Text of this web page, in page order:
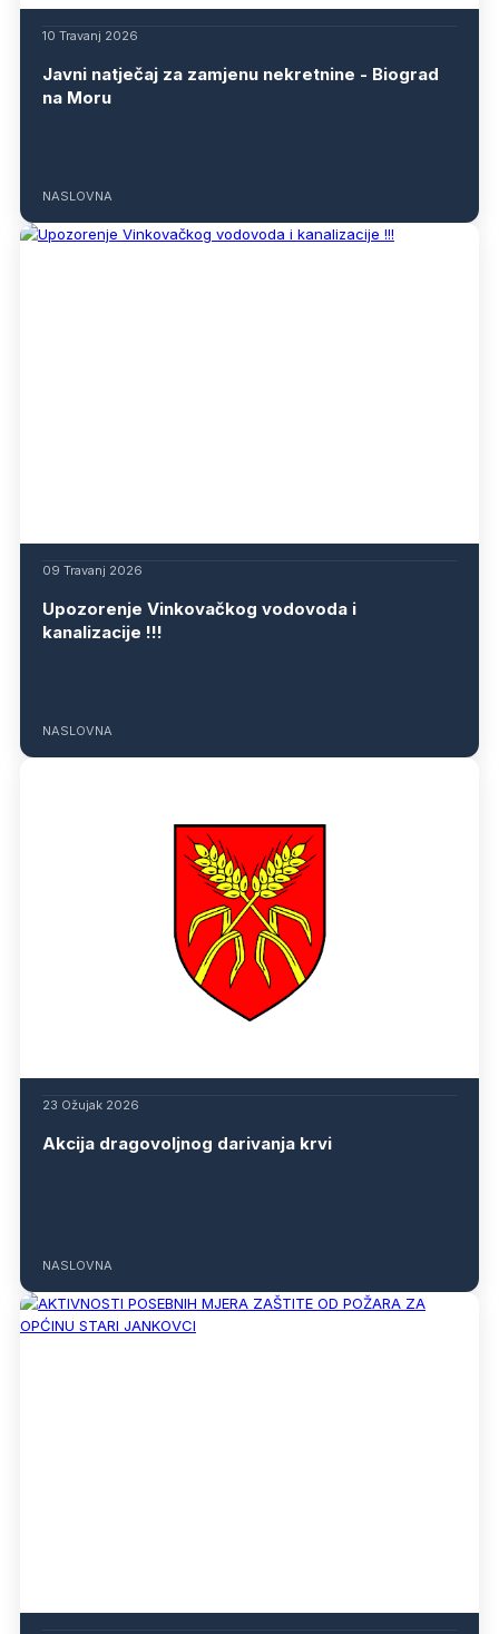
10 Travanj 2026
Javni natječaj za zamjenu nekretnine - Biograd
na Moru
NASLOVNA
09 Travanj 2026
Upozorenje Vinkovačkog vodovoda i
kanalizacije !!!
NASLOVNA
23 Ožujak 2026
Akcija dragovoljnog darivanja krvi
NASLOVNA